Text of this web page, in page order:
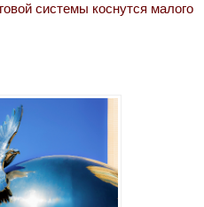
системы коснутся малого